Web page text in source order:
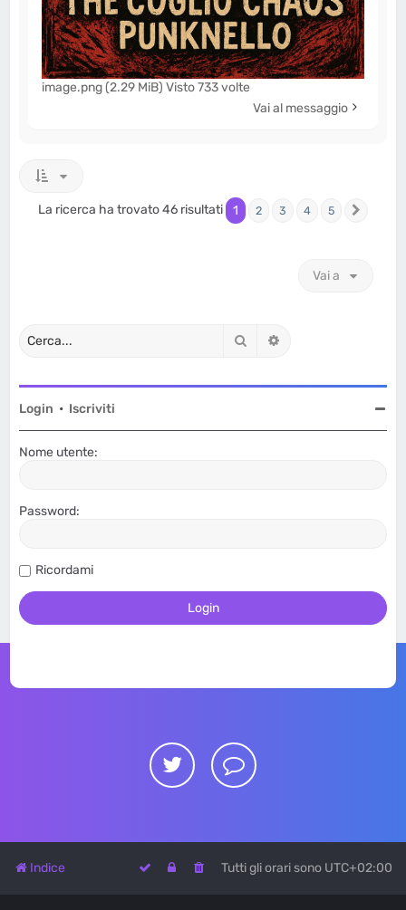
image.png (2.29 MiB) Visto 733 volte
Vai al messaggio
La ricerca ha trovato 46 risultati 1 2 3 4 5
Vai a
Cerca
Login • Iscriviti
Nome utente:
Password:
Ricordami
Indice Tutti gli orari sono UTC+02:00